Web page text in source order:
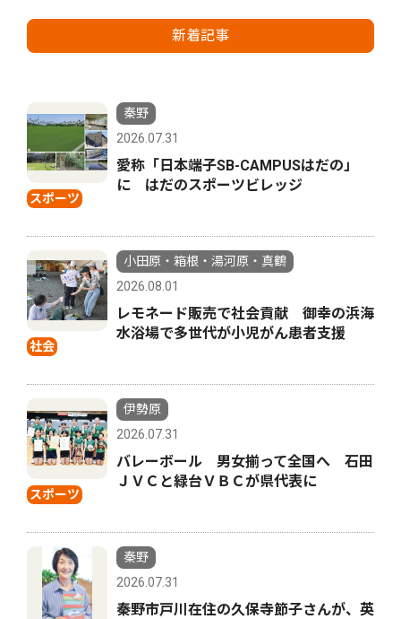
新着記事
スポーツ
秦野
2026.07.31
愛称「日本端子SB-CAMPUSはだの」
に はだのスポーツビレッジ
社会
小田原・箱根・湯河原・真鶴
2026.08.01
レモネード販売で社会貢献 御幸の浜海
水浴場で多世代が小児がん患者支援
スポーツ
伊勢原
2026.07.31
バレーボール 男女揃って全国へ 石田
ＪＶＣと緑台ＶＢＣが県代表に
秦野
2026.07.31
秦野市戸川在住の久保寺節子さんが、英